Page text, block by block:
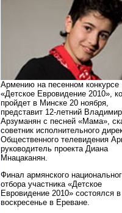
Армению на песенном конкурсе
«Детское Евровидение 2010»,
пройдет в Минске 20 ноября,
представит 12-летний Владимир
Арзуманян с песней «Мама»,
советник исполнительного
Общественного телевидения
руководитель проекта Диана
Мнацаканян.
Финал армянского
отбора участника «Детское
Евровидение 2010» состоялся в
воскресенье в Ереване.